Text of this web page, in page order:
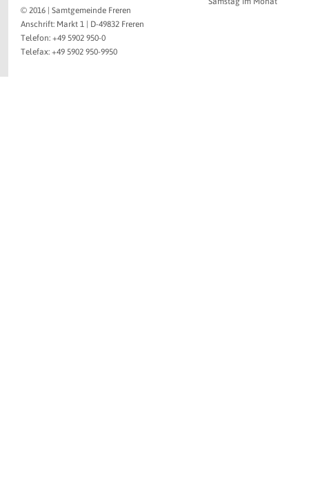
© 2016 | Samtgemeinde Freren
Anschrift: Markt 1 | D-49832 Freren
Telefon: +49 5902 950-0
Telefax: +49 5902 950-9950